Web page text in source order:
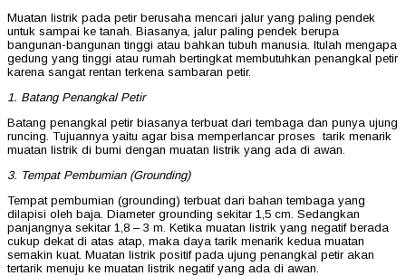
Muatan listrik pada petir berusaha mencari jalur yang paling pendek
untuk sampai ke tanah. Biasanya, jalur paling pendek berupa
bangunan-bangunan tinggi atau bahkan tubuh manusia. Itulah mengapa
gedung yang tinggi atau rumah bertingkat membutuhkan penangkal petir
karena sangat rentan terkena sambaran petir.
1. Batang Penangkal Petir
Batang penangkal petir biasanya terbuat dari tembaga dan punya ujung
runcing. Tujuannya yaitu agar bisa memperlancar proses tarik menarik
muatan listrik di bumi dengan muatan listrik yang ada di awan.
3. Tempat Pembumian (Grounding)
Tempat pembumian (grounding) terbuat dari bahan tembaga yang
dilapisi oleh baja. Diameter grounding sekitar 1,5 cm. Sedangkan
panjangnya sekitar 1,8 – 3 m. Ketika muatan listrik yang negatif berada
cukup dekat di atas atap, maka daya tarik menarik kedua muatan
semakin kuat. Muatan listrik positif pada ujung penangkal petir akan
tertarik menuju ke muatan listrik negatif yang ada di awan.